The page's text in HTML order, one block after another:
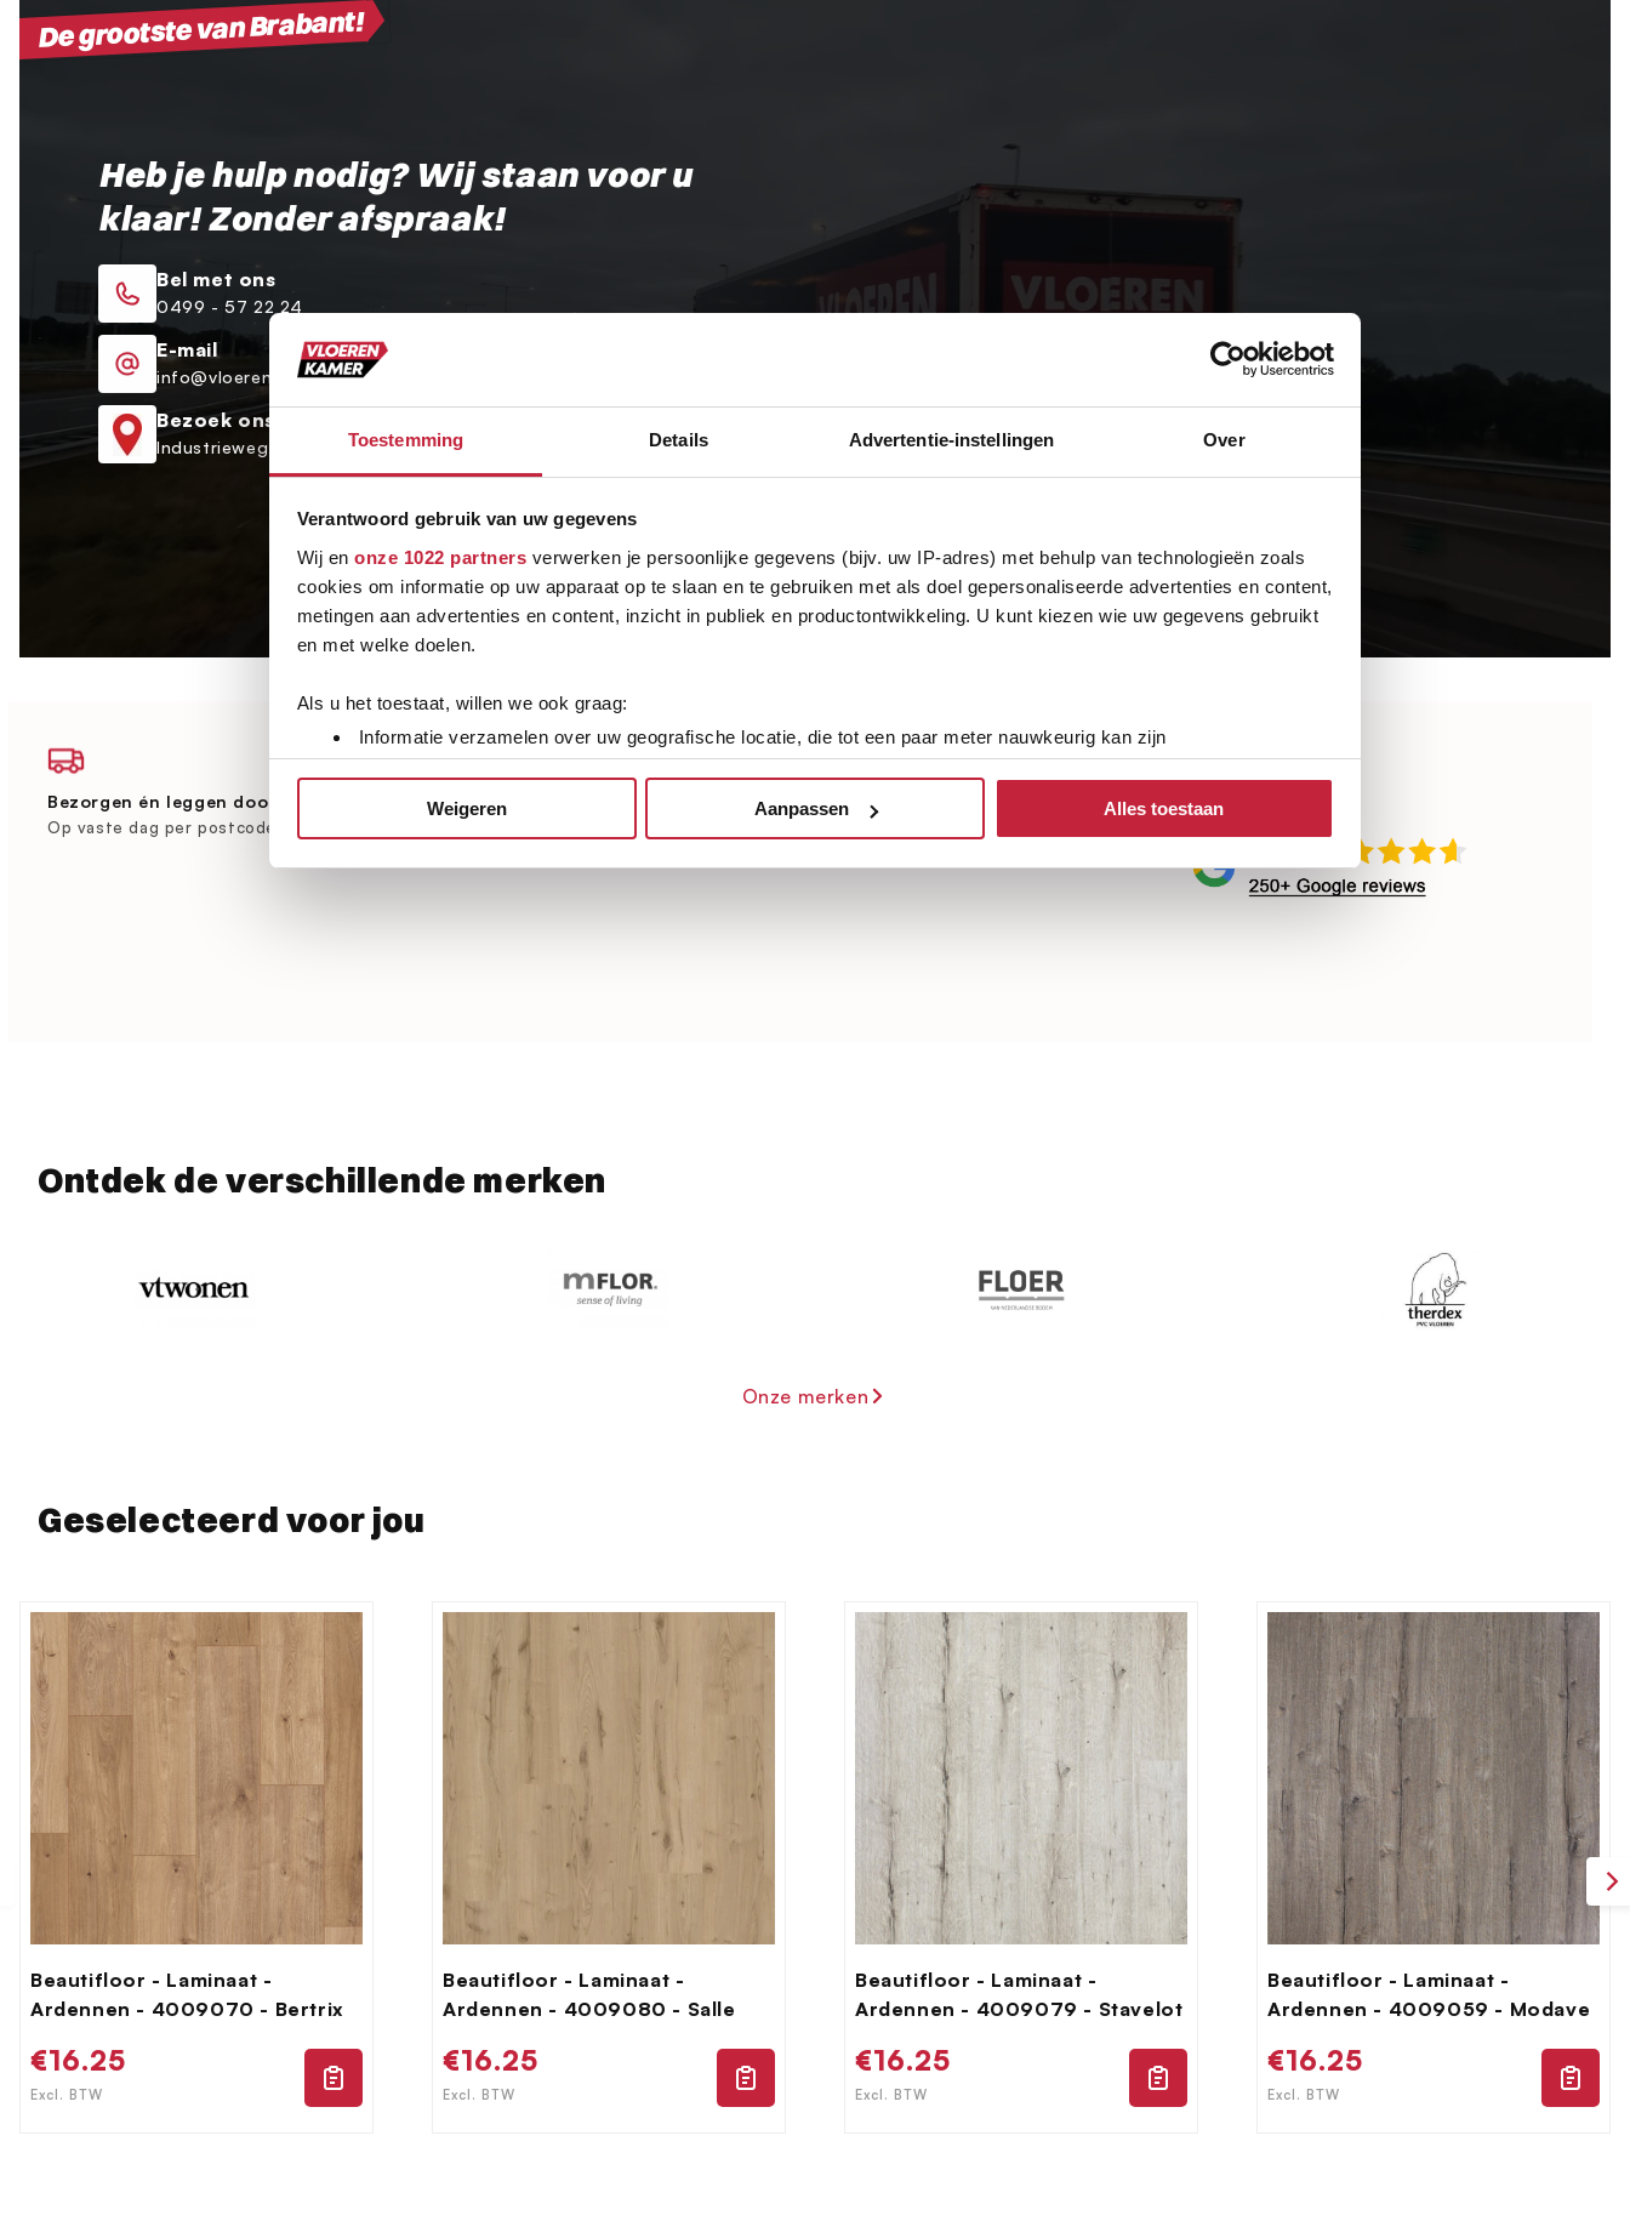
Toestemming Details Advertentie-instellingen Over
Verantwoord gebruik van uw gegevens
Wij en onze 1022 partners verwerken je persoonlijke gegevens (bijv. uw IP-adres) met behulp van technologieën zoals
cookies om informatie op uw apparaat op te slaan en te gebruiken met als doel gepersonaliseerde advertenties en content,
metingen aan advertenties en content, inzicht in publiek en productontwikkeling. U kunt kiezen wie uw gegevens gebruikt
en met welke doelen.
Als u het toestaat, willen we ook graag:
Informatie verzamelen over uw geografische locatie, die tot een paar meter nauwkeurig kan zijn
Uw apparaat identificeren door het actief te scannen op specifieke eigenschappen (fingerprinting)
Lees meer over hoe uw persoonlijke gegevens worden verwerkt en stel uw voorkeuren in het
detailgedeelte
We gebruiken cookies om content en advertenties te personaliseren, om functies voor social media te bieden en om ons
Weigeren Aanpassen Alles toestaan
Heb je hulp nodig? Wij staan voor u
klaar! Zonder afspraak!
Bel met ons
0499 - 57 22 24
E-mail
info@vloerenkamer.nl
Bezoek ons
Industrieweg 9a Oirschot
De grootste van Brabant!
Bezorgen én leggen door heel Nederland
Op vaste dag per postcode
Grootste vloerenspeciaalzaak van
Keus uit meer dan 5000+ verschillende
Ontdek de verschillende merken
Onze merken
Geselecteerd voor jou
Beautifloor - Laminaat -
Ardennen - 4009070 - Bertrix
Normale
prijs
€16.25
Excl. BTW
Beautifloor - Laminaat -
Ardennen - 4009080 - Salle
Normale
prijs
€16.25
Excl. BTW
Beautifloor - Laminaat -
Ardennen - 4009079 - Stavelot
Normale
prijs
€16.25
Excl. BTW
Beautifloor - Laminaat -
Ardennen - 4009059 - Modave
Normale
prijs
€16.25
Excl. BTW